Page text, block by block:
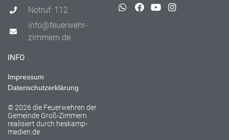
Notruf: 112
info@feuerwehr-
zimmern.de
INFO
Impressum
Datenschutzerklärung
© 2026 die Feuerwehren der
Gemeinde Groß-Zimmern
realisiert durch heskamp-
medien.de